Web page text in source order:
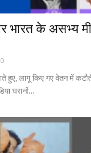
भारत के असभ्य
हुए, लागू किए गए वेतन में
घरानों...